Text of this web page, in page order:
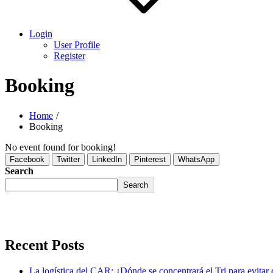
Login
User Profile
Register
Booking
Home
Booking
No event found for booking!
Facebook Twitter LinkedIn Pinterest WhatsApp
Search
Search
Recent Posts
La logística del CAR: ¿Dónde se concentrará el Tri para evitar